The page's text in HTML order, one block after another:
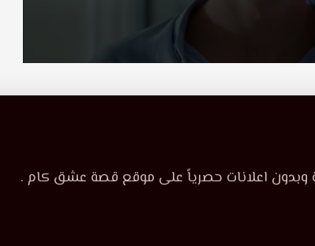
وبدون اعلانات حصرياً على موقع قصة عشق كام .